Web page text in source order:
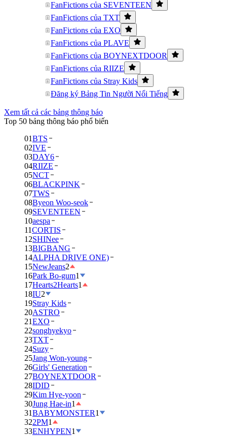
FanFictions của SEVENTEEN
FanFictions của TXT
FanFictions của EXO
FanFictions của PLAVE
FanFictions của BOYNEXTDOOR
FanFictions của RIIZE
FanFictions của Stray Kids
Đăng ký Bảng Tin Người Nổi Tiếng
Xem tất cả các bảng thông báo
Top 50 bảng thông báo phổ biến
01BTS
02IVE
03DAY6
04RIIZE
05NCT
06BLACKPINK
07TWS
08Byeon Woo-seok
09SEVENTEEN
10aespa
11CORTIS
12SHINee
13BIGBANG
14ALPHA DRIVE ONE)
15NewJeans2
16Park Bo-gum1
17Hearts2Hearts1
18IU2
19Stray Kids
20ASTRO
21EXO
22songhyekyo
23TXT
24Suzy
25Jang Won-young
26Girls' Generation
27BOYNEXTDOOR
28IDID
29Kim Hye-yoon
30Jung Hae-in1
31BABYMONSTER1
322PM1
33ENHYPEN1